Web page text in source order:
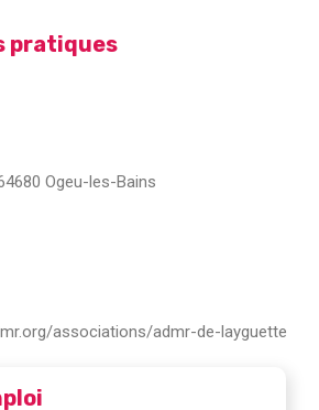
pratiques
Ogeu-les-Bains
associations/admr-de-layguette